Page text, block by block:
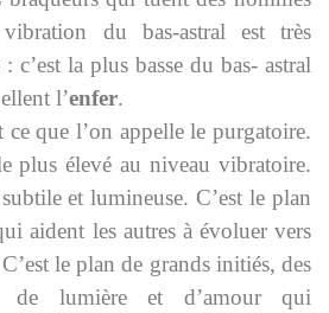
du bas-astral est très
c’est la plus basse du bas- astral
l’enfer.
ce que l’on appelle le purgatoire.
plus élevé au niveau vibratoire.
et lumineuse. C’est le plan
aident les autres à évoluer vers
le plan de grands initiés, des
de lumière et d’amour qui